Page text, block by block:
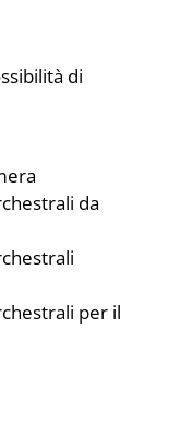
di
da
per il